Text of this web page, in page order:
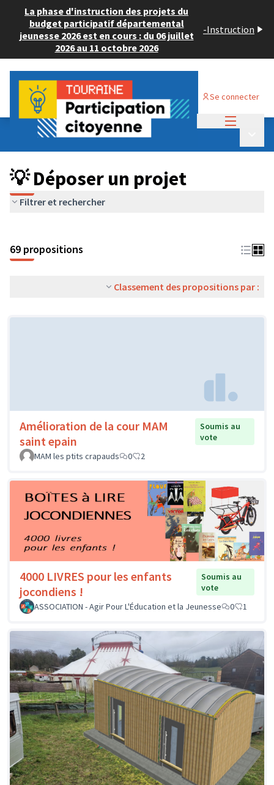
La phase d'instruction des projets du
budget participatif départemental
jeunesse 2026 est en cours : du 06 juillet
2026 au 11 octobre 2026
-Instruction
Se connecter
Budget Participatif ADULTE 2024
💡 Déposer un projet
💡 Déposer un projet
Filtrer et rechercher
69 propositions
Classement des propositions par :
Amélioration de la cour MAM
saint epain
Soumis au
vote
MAM les ptits crapauds
0 2
4000 LIVRES pour les enfants
jocondiens !
Soumis au
vote
ASSOCIATION - Agir Pour L'Éducation et la Jeunesse
0 1